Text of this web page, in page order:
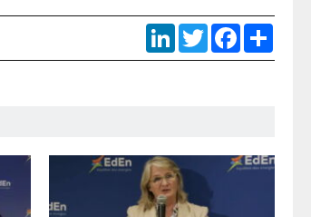
LinkedInTwitterFacebook